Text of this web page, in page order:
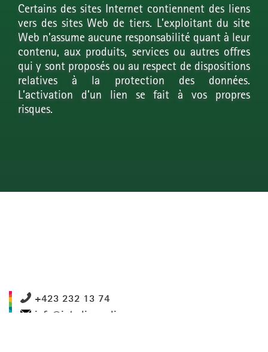
Certains des sites Internet contiennent des liens
vers des sites Web de tiers. L’exploitant du site
Web n’assume aucune responsabilité quant à leur
contenu, aux produits, services ou autres offres
qui y sont proposés ou au respect de dispositions
relatives à la protection des données.
L’activation d’un lien se fait à vos propres
risques.
+423 232 13 74
info@interlingua.li